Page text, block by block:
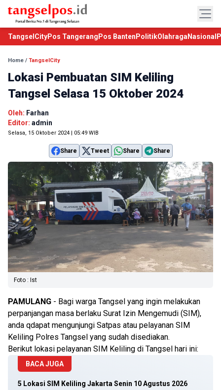
TangselCityPos Tangerang Pos Banten PolitikOlahraga Nasional
Home / TangselCity
Lokasi Pembuatan SIM Keliling
Tangsel Selasa 15 Oktober 2024
Oleh: Farhan
Editor: admin
Selasa, 15 Oktober 2024 | 05:49 WIB
Share Tweet Share Share
Foto : Ist
PAMULANG - Bagi warga Tangsel yang ingin melakukan
perpanjangan masa berlaku Surat Izin Mengemudi (SIM),
anda qdapat mengunjungi Satpas atau pelayanan SIM
Keliling Polres Tangsel yang sudah disediakan.
Berikut lokasi pelayanan SIM Keliling di Tangsel hari ini:
BACA JUGA
5 Lokasi SIM Keliling Jakarta Senin 10 Agustus 2026